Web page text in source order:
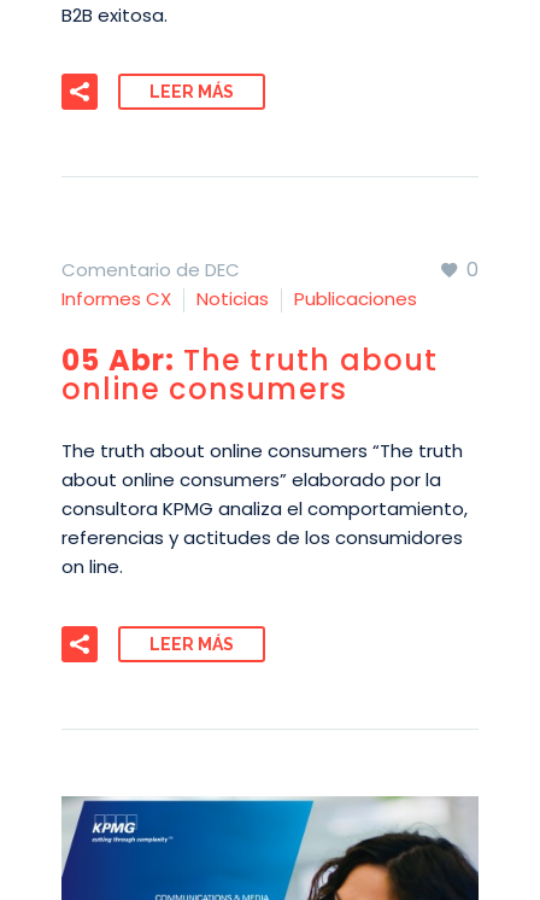
B2B exitosa.
LEER MÁS
0
Comentario de DEC
Informes CX
Noticias Publicaciones
05 Abr: The truth about
online consumers
The truth about online consumers “The truth
about online consumers” elaborado por la
consultora KPMG analiza el comportamiento,
referencias y actitudes de los consumidores
on line.
LEER MÁS